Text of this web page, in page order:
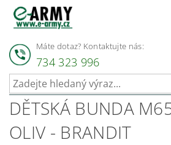
Máte dotaz? Kontaktujte nás:
734 323 996
DĚTSKÁ BUNDA
OLIV - BRANDIT